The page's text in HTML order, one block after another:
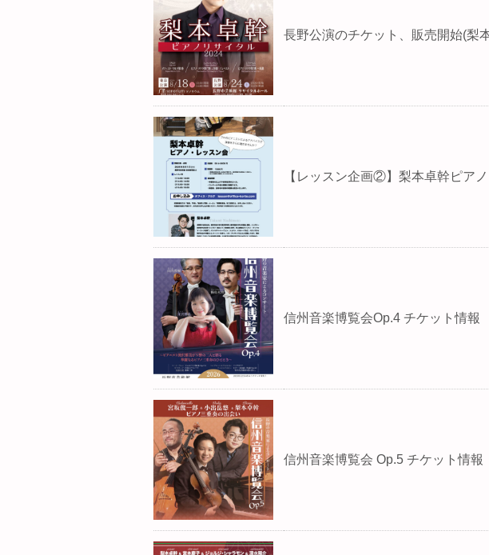
長野公演のチケット、販売開始(梨
【レッスン企画②】梨本卓幹ピア
信州音楽博覧会Op.4 チケット情報
信州音楽博覧会 Op.5 チケット情報